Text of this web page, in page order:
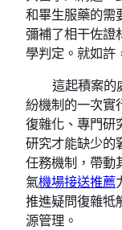
和畢生服藥的需
彌補了相干佐證
學判定。就如許
這起積案的
紛機制的一次實
復雜化、專門研
研究才能缺少的
任務機制，帶動
氣機場接送推薦
推進疑問復雜牴
源管理。